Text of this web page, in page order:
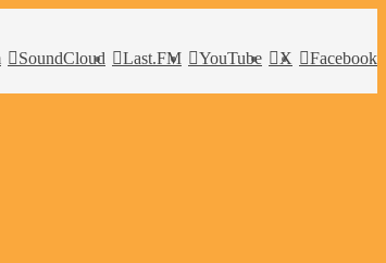
Facebook
X
YouTube
Last.FM
SoundCloud